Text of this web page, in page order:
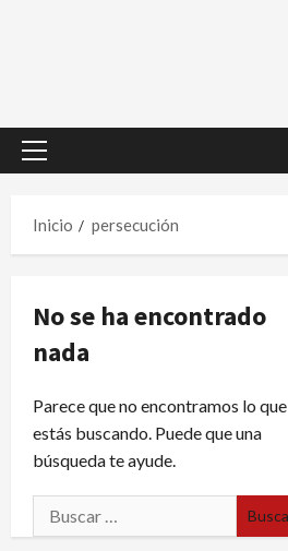
Menú
Inicio
persecución
No se ha encontrado
nada
Parece que no encontramos lo que
estás buscando. Puede que una
búsqueda te ayude.
Buscar: